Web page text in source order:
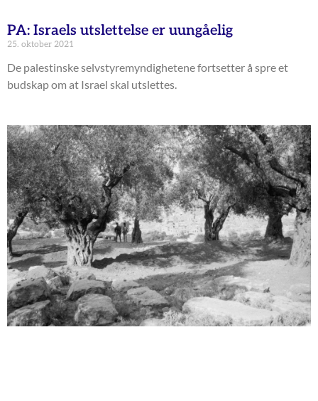
PA: Israels utslettelse er uungåelig
25. oktober 2021
De palestinske selvstyremyndighetene fortsetter å spre et
budskap om at Israel skal utslettes.